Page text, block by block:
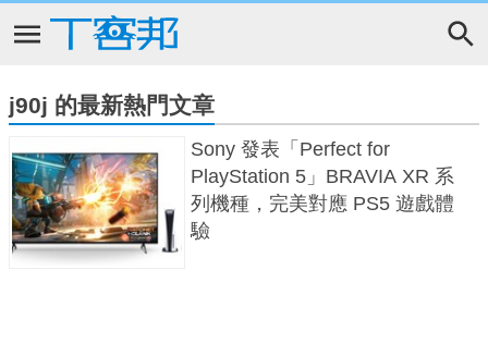
j90j 的最新熱門文章
Sony 發表「Perfect for
PlayStation 5」BRAVIA XR 系
列機種，完美對應 PS5 遊戲體
驗